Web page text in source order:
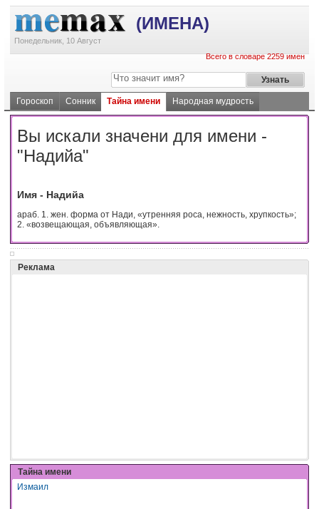
(ИМЕНА)
Понедельник, 10 Август
Всего в словаре 2259 имен
Гороскоп Сонник Тайна имени Народная мудрость
Вы искали значени для имени -
"Надийа"
Имя - Надийа
араб. 1. жен. форма от Нади, «утренняя роса, нежность, хрупкость»;
2. «возвещающая, объявляющая».
Реклама
Тайна имени
Измаил